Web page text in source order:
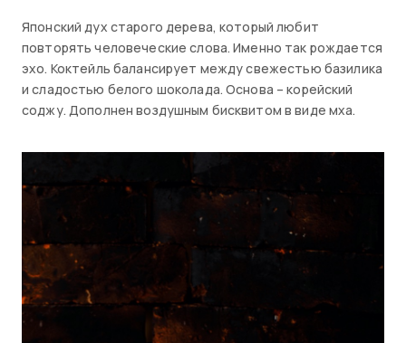
Японский дух старого дерева, который любит
повторять человеческие слова. Именно так рождается
эхо. Коктейль балансирует между свежестью базилика
и сладостью белого шоколада. Основа – корейский
соджу. Дополнен воздушным бисквитом в виде мха.